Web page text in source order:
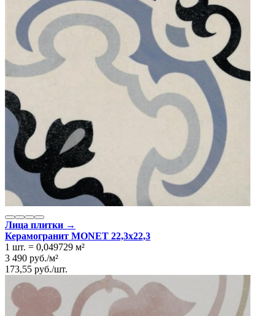
Производитель
PAMESA CERAMICA
Коллекция
Pamesa Ceramica ART
Тип плитки
Настенная, Напольная
Размеры
Размеры 22.3х22.3 см
Ширина22.3 см
Длина
22.3 см
1 кв. м.
Вес 1 упаковки
Количество в коробке, шт.
Свойства
НазначениеХолл и прихожая, Ванная комната, Кухня
МатериалКерамогранит
ПоверхностьМатовая
ЦветДымчато-белый
Имитация поверхности
Пэчворк
Лица плитки →
Керамогранит MONET 22,3x22,3
1 шт. = 0,049729 м²
3 490 руб./м²
173,55 руб./шт.